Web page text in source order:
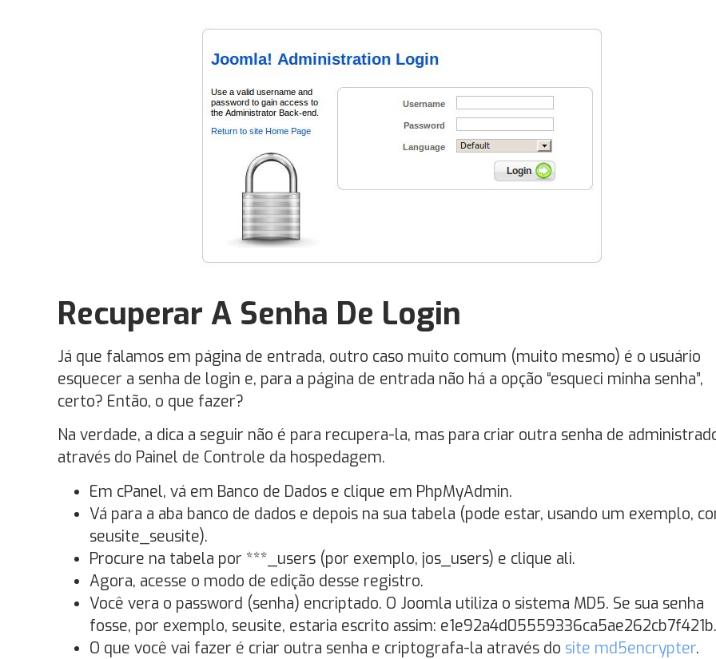
Recuperar A Senha De Login
Já que falamos em página de entrada, outro caso muito comum (muito mesmo) é o usuário
esquecer a senha de login e, para a página de entrada não há a opção “esqueci minha senha”,
certo? Então, o que fazer?
Na verdade, a dica a seguir não é para recupera-la, mas para criar outra senha de
através do Painel de Controle da hospedagem.
Em cPanel, vá em Banco de Dados e clique em PhpMyAdmin.
Vá para a aba banco de dados e depois na sua tabela (pode estar, usando um exemplo,
seusite_seusite).
Procure na tabela por ***_users (por exemplo, jos_users) e clique ali.
Agora, acesse o modo de edição desse registro.
Você vera o password (senha) encriptado. O Joomla utiliza o sistema MD5. Se sua senha
fosse, por exemplo, seusite, estaria escrito assim: e1e92a4d05559336ca5ae262cb7f421b.
O que você vai fazer é criar outra senha e criptografa-la através do site md5encrypter.